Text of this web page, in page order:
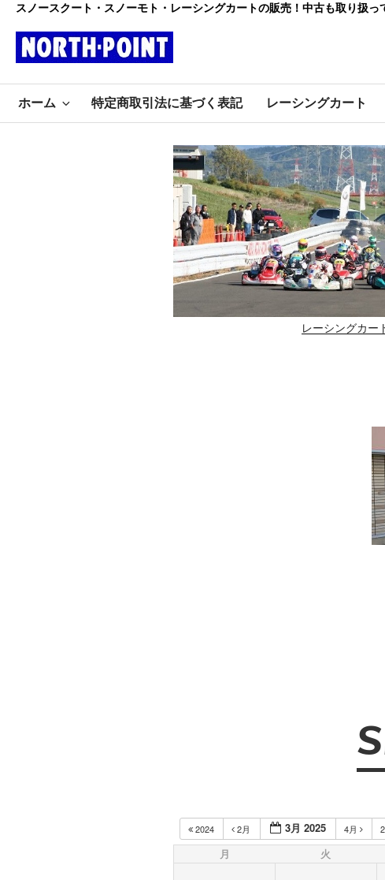
スノースクート・スノーモト・レーシングカートの販売！中古も取り扱
レーシング
カート・スノ
ースクート
ノースポイ
ト・カートショップ
ホーム 特定商取引法に基づく表記 レーシングカート
レーシングカー
2024 2月 3月 2025 4月
月 火